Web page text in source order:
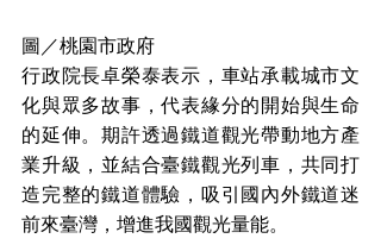
圖／桃園市政府
行政院長卓榮泰表示，車站承載城市文
化與眾多故事，代表緣分的開始與生命
的延伸。期許透過鐵道觀光帶動地方產
業升級，並結合臺鐵觀光列車，共同打
造完整的鐵道體驗，吸引國內外鐵道迷
前來臺灣，增進我國觀光量能。